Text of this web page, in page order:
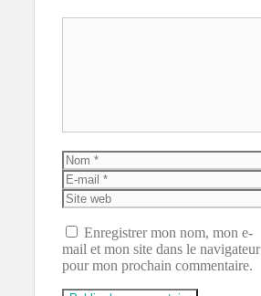
Nom
E-
mail
Site
web
Enregistrer mon nom, mon e-
mail et mon site dans le navigateur
pour mon prochain commentaire.